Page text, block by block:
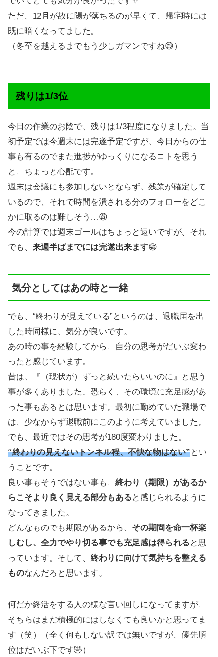
ただ、12月が故に陽が落ちるのが早くて、帰宅時には
既に暗くなってました。
（冬至を越えるまでもう少しガマンですね😅）
残りは1/3位
今日の作業のお陰で、残りは1/3程度になりました。当
初予定では今週末には完遂予定ですが、今日からの仕
事も有るのでまた進捗がゆっくりになるコトを思う
と、ちょっと心配です。
週末は会議にも参加しないとならず、残業が確定して
いるので、それで時間を潰される分のフォローをどこ
かに取るのは難しそう…😩
今の計算では週末ゴールはちょっと遠いですが、それ
でも、 来週半ばまでには完遂出来ます😁
気分としてはあの時と一緒
でも、“終わりが見えている”というのは、退職届を出
した時同様に、気分が良いです。
あの時の事を経験してから、自分の思考がだいぶ変わ
ったと感じています。
昔は、『（現状が）ずっと続いたらいいのに』と思う
事が多くありました。恐らく、その環境に充足感があ
った事もあるとは思います。最初に勤めていた職場で
は、少なからず退職前にこのように考えていました。
でも、最近ではその思考が180度変わりました。
“終わりの見えないトンネル程、不快な物はない”とい
うことです。
良い事もそうではない事も、 終わり（期限）があるか
らこそより良く見える部分もある と感じられるように
なってきました。
どんなものでも期限があるから、 その期間を命一杯楽
しむし、全力でやり切る事でも充足感は得られる と思
っています。そして、 終わりに向けて気持ちを整える
ものなんだろと思います。
何だか終活をする人の様な言い回しになってますが、
そちらはまだ積極的にはしなくても良いかと思ってま
す（笑）（全く何もしない訳では無いですが、優先順
位はだいぶ下です🤣）